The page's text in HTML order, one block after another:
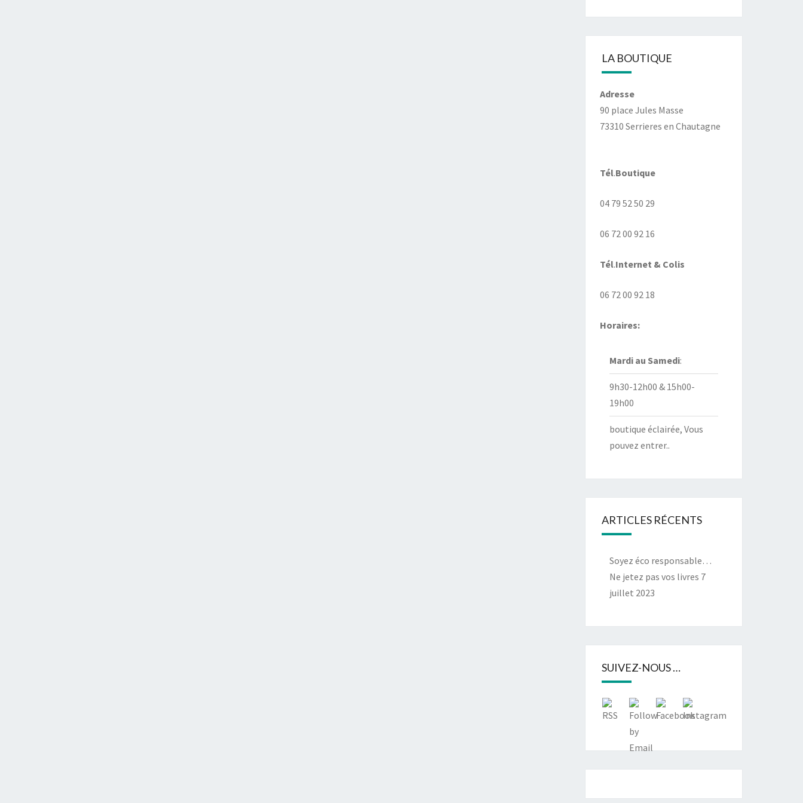
LA BOUTIQUE
Adresse
90 place Jules Masse
73310 Serrieres en Chautagne
Tél.Boutique
04 79 52 50 29
06 72 00 92 16
Tél.Internet & Colis
06 72 00 92 18
Horaires:
Mardi au Samedi:
9h30-12h00 & 15h00-
19h00
boutique éclairée, Vous
pouvez entrer..
ARTICLES RÉCENTS
Soyez éco responsable…
Ne jetez pas vos livres 7
juillet 2023
SUIVEZ-NOUS …